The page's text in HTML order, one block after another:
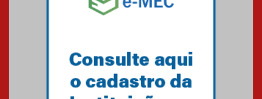
Minas Gerais
Primeiro culto do ano ressalta o
27.02.2026